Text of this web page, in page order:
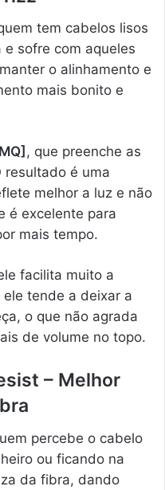
tem cabelos lisos
sofre com aqueles
o alinhamento e
mais bonito e
, que preenche as
resultado é uma
melhor a luz e não
é excelente para
mais tempo.
facilita muito a
ele tende a deixar a
o que não agrada
de volume no topo.
– Melhor
percebe o cabelo
ou ficando na
da fibra, dando